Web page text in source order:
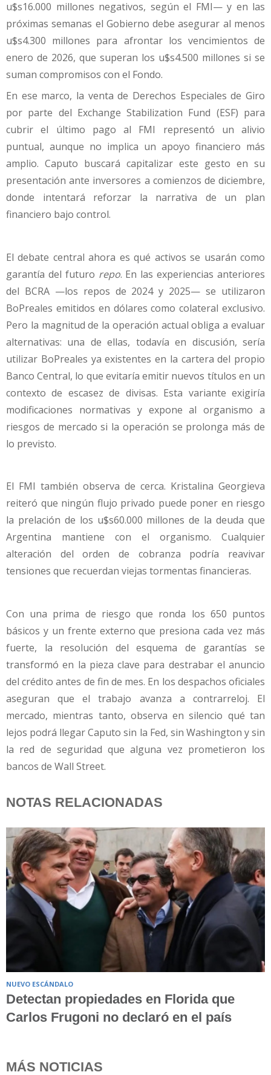
u$s16.000 millones negativos, según el FMI— y en las
próximas semanas el Gobierno debe asegurar al menos
u$s4.300 millones para afrontar los vencimientos de
enero de 2026, que superan los u$s4.500 millones si se
suman compromisos con el Fondo.
En ese marco, la venta de Derechos Especiales de Giro
por parte del Exchange Stabilization Fund (ESF) para
cubrir el último pago al FMI representó un alivio
puntual, aunque no implica un apoyo financiero más
amplio. Caputo buscará capitalizar este gesto en su
presentación ante inversores a comienzos de diciembre,
donde intentará reforzar la narrativa de un plan
financiero bajo control.
El debate central ahora es qué activos se usarán como
garantía del futuro repo. En las experiencias anteriores
del BCRA —los repos de 2024 y 2025— se utilizaron
BoPreales emitidos en dólares como colateral exclusivo.
Pero la magnitud de la operación actual obliga a evaluar
alternativas: una de ellas, todavía en discusión, sería
utilizar BoPreales ya existentes en la cartera del propio
Banco Central, lo que evitaría emitir nuevos títulos en un
contexto de escasez de divisas. Esta variante exigiría
modificaciones normativas y expone al organismo a
riesgos de mercado si la operación se prolonga más de
lo previsto.
El FMI también observa de cerca. Kristalina Georgieva
reiteró que ningún flujo privado puede poner en riesgo
la prelación de los u$s60.000 millones de la deuda que
Argentina mantiene con el organismo. Cualquier
alteración del orden de cobranza podría reavivar
tensiones que recuerdan viejas tormentas financieras.
Con una prima de riesgo que ronda los 650 puntos
básicos y un frente externo que presiona cada vez más
fuerte, la resolución del esquema de garantías se
transformó en la pieza clave para destrabar el anuncio
del crédito antes de fin de mes. En los despachos oficiales
aseguran que el trabajo avanza a contrarreloj. El
mercado, mientras tanto, observa en silencio qué tan
lejos podrá llegar Caputo sin la Fed, sin Washington y sin
la red de seguridad que alguna vez prometieron los
bancos de Wall Street.
NOTAS RELACIONADAS
NUEVO ESCÁNDALO
Detectan propiedades en Florida que
Carlos Frugoni no declaró en el país
MÁS NOTICIAS